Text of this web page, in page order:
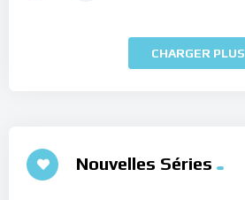
CHARGER PLUS
Nouvelles Séries